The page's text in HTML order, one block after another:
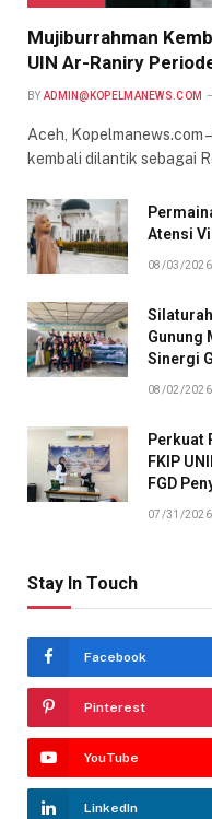
Mujiburrahman
UIN Ar-Raniry
BY ADMIN@KOPELMANEWS.COM
Aceh, Kopelmanews.com
kembali dilantik sebagai
Atensi
08/03/2026
Gunung
Sinergi
08/02/2026
Perkuat
FKIP
FGD
07/31/2026
Stay In Touch
Facebook
Pinterest
YouTube
LinkedIn